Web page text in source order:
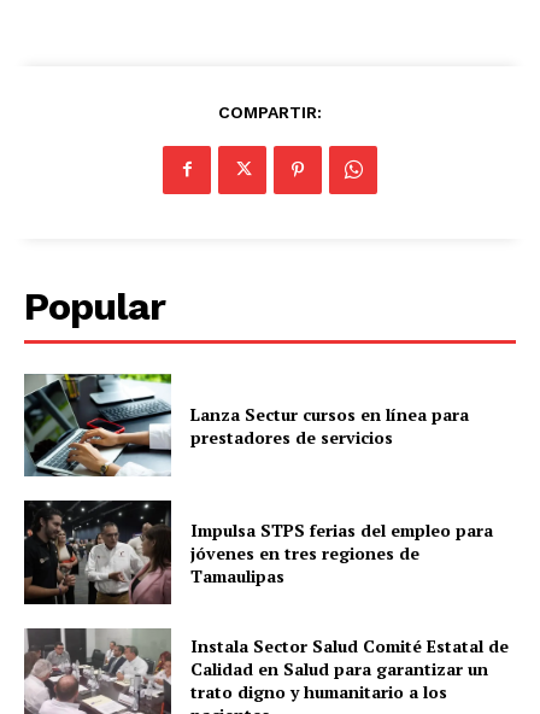
COMPARTIR:
Popular
Lanza Sectur cursos en línea para
prestadores de servicios
Impulsa STPS ferias del empleo para
jóvenes en tres regiones de
Tamaulipas
Instala Sector Salud Comité Estatal de
Calidad en Salud para garantizar un
trato digno y humanitario a los